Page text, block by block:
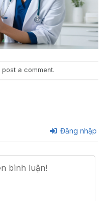
post a comment.
Đăng nhập